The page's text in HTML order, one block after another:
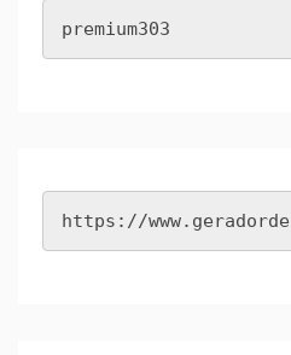
premium303
https://